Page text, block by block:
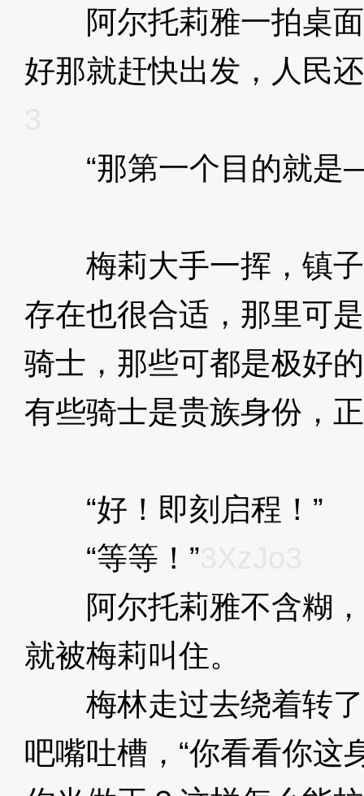
阿尔托莉雅一拍桌面
好那就赶快出发，人民
“那第一个目的就
梅莉大手一挥，镇子
存在也很合适，那里可
骑士，那些可都是极好
有些骑士是贵族身份，
“好！即刻启程！”
“等等！”
阿尔托莉雅不含糊，
就被梅莉叫住。
梅林走过去绕着转了
吧嘴吐槽，“你看看你这